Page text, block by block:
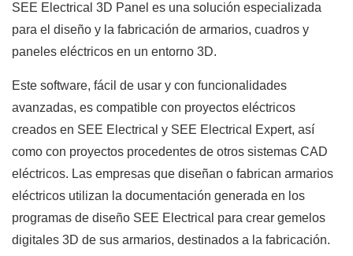
SEE Electrical 3D Panel es una solución especializada
para el diseño y la fabricación de armarios, cuadros y
paneles eléctricos en un entorno 3D.
Este software, fácil de usar y con funcionalidades
avanzadas, es compatible con proyectos eléctricos
creados en SEE Electrical y SEE Electrical Expert, así
como con proyectos procedentes de otros sistemas CAD
eléctricos. Las empresas que diseñan o fabrican armarios
eléctricos utilizan la documentación generada en los
programas de diseño SEE Electrical para crear gemelos
digitales 3D de sus armarios, destinados a la fabricación.